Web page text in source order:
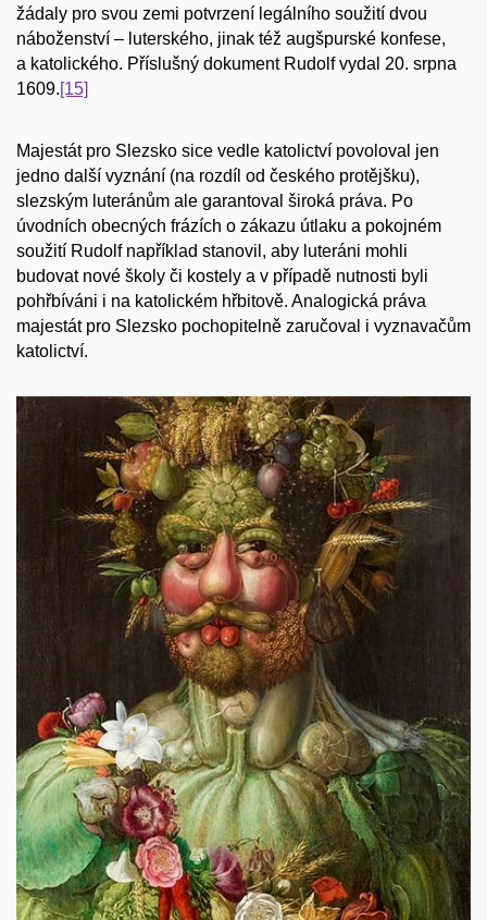
žádaly pro svou zemi potvrzení legálního soužití dvou
náboženství – luterského, jinak též augšpurské konfese,
a katolického. Příslušný dokument Rudolf vydal 20. srpna
1609. [15]
Majestát pro Slezsko sice vedle katolictví povoloval jen
jedno další vyznání (na rozdíl od českého protějšku),
slezským luteránům ale garantoval široká práva. Po
úvodních obecných frázích o zákazu útlaku a pokojném
soužití Rudolf například stanovil, aby luteráni mohli
budovat nové školy či kostely a v případě nutnosti byli
pohřbíváni i na katolickém hřbitově. Analogická práva
majestát pro Slezsko pochopitelně zaručoval i vyznavačům
katolictví.